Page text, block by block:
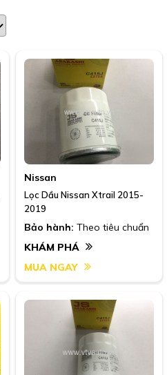
Nissan
Lọc Dầu Nissan Xtrail 2015-
2019
Bảo hành: Theo tiêu chuẩn
KHÁM PHÁ
MUA NGAY